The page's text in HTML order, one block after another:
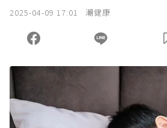
2025-04-09 17:01 潮健康